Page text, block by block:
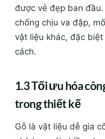
được vẻ đẹp ban
chống chịu va đập,
vật liệu khác, đặc
cách.
1.3 Tối ưu hóa
trong thiết kế
Gỗ là vật liệu dễ gia